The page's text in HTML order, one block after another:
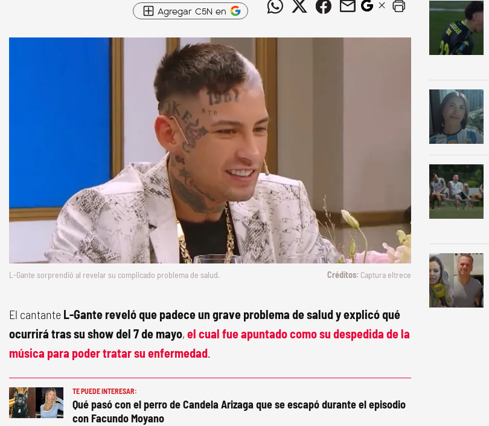
Agregar C5N en
L-Gante sorprendió al revelar su complicado problema de salud. Captura eltrece
El cantante L-Gante reveló que padece un grave problema de salud y explicó qué
ocurrirá tras su show del 7 de mayo, el cual fue apuntado como su despedida de la
música para poder tratar su enfermedad.
TE PUEDE INTERESAR:
Qué pasó con el perro de Candela Arizaga que se escapó durante el episodio
con Facundo Moyano